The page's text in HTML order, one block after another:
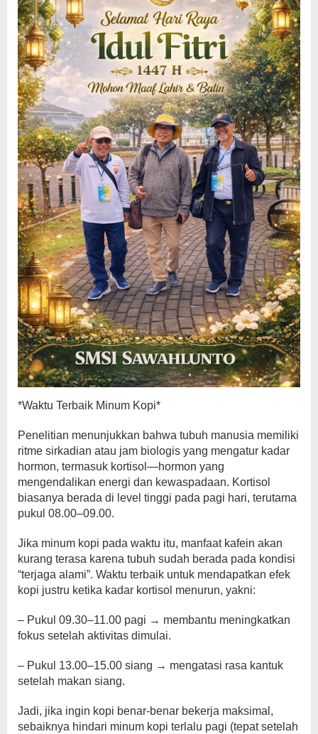
*Waktu Terbaik Minum Kopi*
Penelitian menunjukkan bahwa tubuh manusia memiliki
ritme sirkadian atau jam biologis yang mengatur kadar
hormon, termasuk kortisol—hormon yang
mengendalikan energi dan kewaspadaan. Kortisol
biasanya berada di level tinggi pada pagi hari, terutama
pukul 08.00–09.00.
Jika minum kopi pada waktu itu, manfaat kafein akan
kurang terasa karena tubuh sudah berada pada kondisi
“terjaga alami”. Waktu terbaik untuk mendapatkan efek
kopi justru ketika kadar kortisol menurun, yakni:
– Pukul 09.30–11.00 pagi → membantu meningkatkan
fokus setelah aktivitas dimulai.
– Pukul 13.00–15.00 siang → mengatasi rasa kantuk
setelah makan siang.
Jadi, jika ingin kopi benar-benar bekerja maksimal,
sebaiknya hindari minum kopi terlalu pagi (tepat setelah